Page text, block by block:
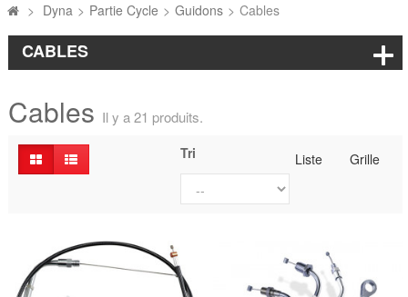
> Dyna > Partie Cycle > Guidons > Cables
CABLES
Cables Il y a 21 produits.
Liste Grille
Tri